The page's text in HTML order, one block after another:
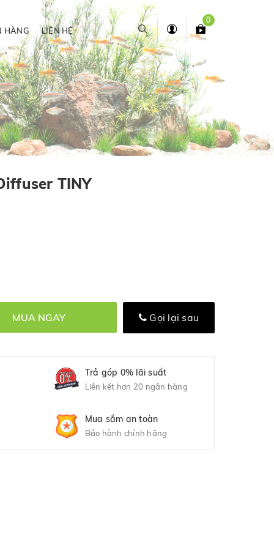
HÀNG LIÊN HỆ
0
TINY
MUA NGAY Gọi lại sau
Trả góp 0% lãi suất
Liên kết hơn 20 ngân hàng
Mua sắm an toàn
Bảo hành chính hãng